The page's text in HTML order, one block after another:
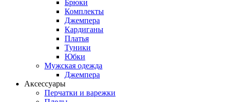
Брюки
Комплекты
Джемпера
Кардиганы
Платья
Туники
Юбки
Мужская одежда
Джемпера
Аксессуары
Перчатки и варежки